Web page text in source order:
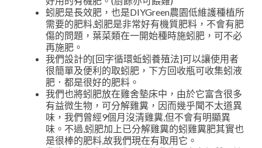
蚓肥是長效肥，也是DIYGreen農園低維護種植所
需要的肥料,蚓肥是非常好有機質肥料，不會有肥
傷的問題，葉菜類在一開始種時施蚓肥，可不必
再施肥。
我們設計的[回字循環蚯蚓養殖法]可以讓使用者
很簡單及便利的取蚓肥，下方回收瓶可收集蚓液
肥．都是很好的肥料。
我們也將蚓肥放在雞舍墊床中，由於它富含很多
有益微生物，可分解雞糞，因而幾乎聞不太道異
味，我們曾經9個月沒清雞糞,但不會有明顯異
味。不過,蚓肥加上已分解雞糞的蚓雞糞肥其實也
是很棒的肥料,故我們現在有取用它。